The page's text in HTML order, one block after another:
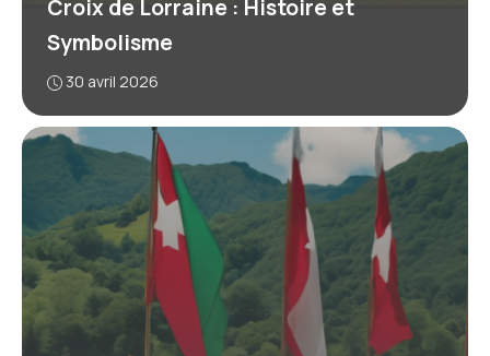
Croix de Lorraine : Histoire et
Symbolisme
30 avril 2026